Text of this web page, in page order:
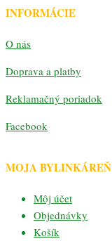
INFORMÁCIE
O nás
Doprava a platby
Reklamačný poriadok
Facebook
MOJA BYLINKÁREŇ
Môj účet
Objednávky
Košík